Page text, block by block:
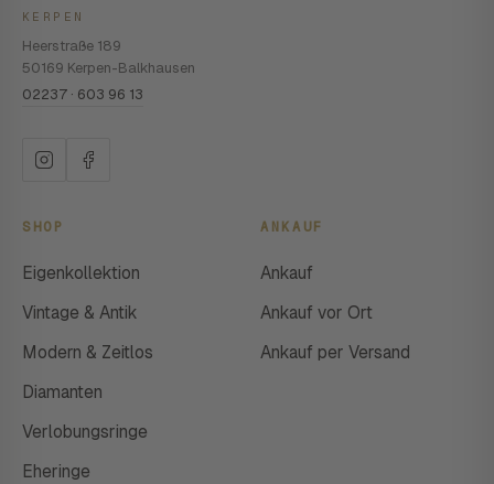
KERPEN
Heerstraße 189
50169 Kerpen-Balkhausen
02237 · 603 96 13
SHOP
Eigenkollektion
Vintage & Antik
Modern & Zeitlos
Diamanten
Verlobungsringe
Eheringe
ANKAUF
Ankauf
Ankauf vor Ort
Ankauf per Versand